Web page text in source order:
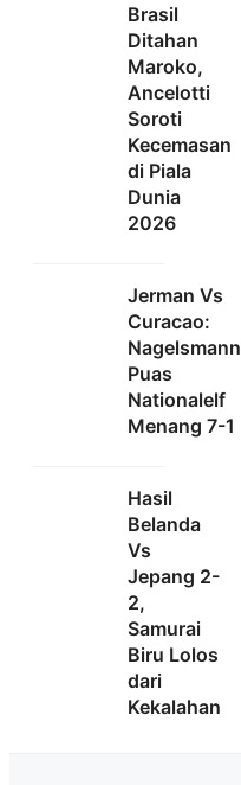
Brasil
Ditahan
Maroko,
Ancelotti
Soroti
Kecemasan
di Piala
Dunia
2026
Jerman Vs
Curacao:
Nagelsmann
Puas
Nationalelf
Menang 7-1
Hasil
Belanda
Vs
Jepang 2-
2,
Samurai
Biru Lolos
dari
Kekalahan